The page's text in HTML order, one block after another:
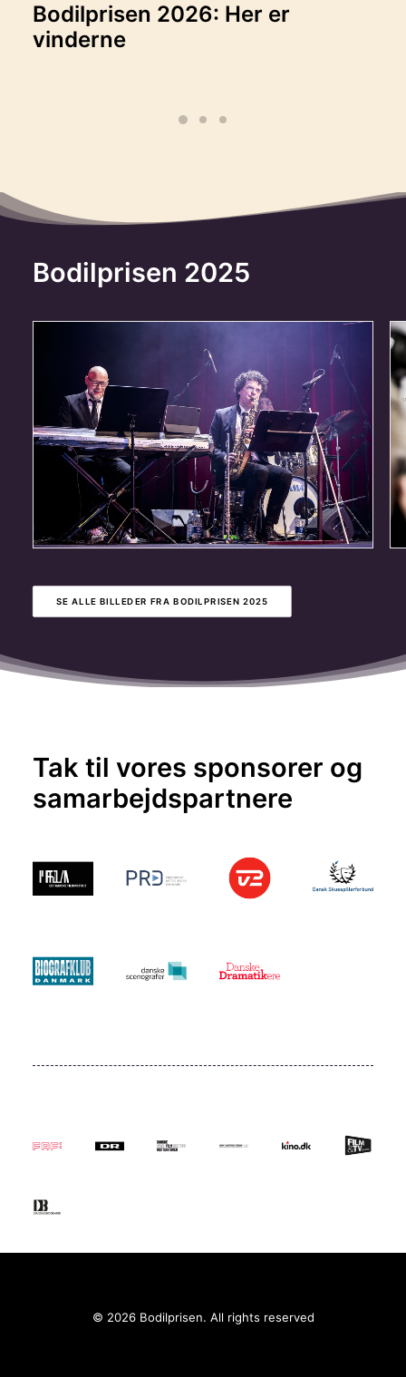
Bodilprisen 2026: Her er
vinderne
Bodilprisen 2025
SE ALLE BILLEDER FRA BODILPRISEN 2025
Tak til vores sponsorer og
samarbejdspartnere
© 2026 Bodilprisen. All rights reserved